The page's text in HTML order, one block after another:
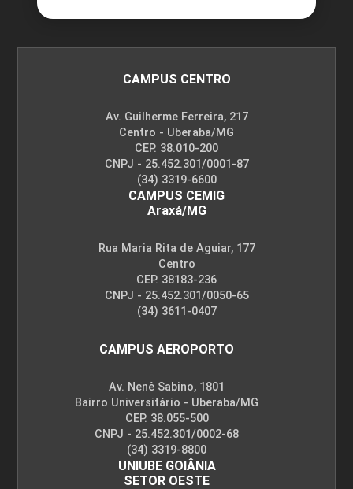
CAMPUS CENTRO
Av. Guilherme Ferreira, 217
Centro - Uberaba/MG
CEP. 38.010-200
CNPJ - 25.452.301/0001-87
(34) 3319-6600
CAMPUS CEMIG
Araxá/MG
Rua Maria Rita de Aguiar, 177
Centro
CEP. 38183-236
CNPJ - 25.452.301/0050-65
(34) 3611-0407
CAMPUS AEROPORTO
Av. Nenê Sabino, 1801
Bairro Universitário - Uberaba/MG
CEP. 38.055-500
CNPJ - 25.452.301/0002-68
(34) 3319-8800
UNIUBE GOIÂNIA
SETOR OESTE